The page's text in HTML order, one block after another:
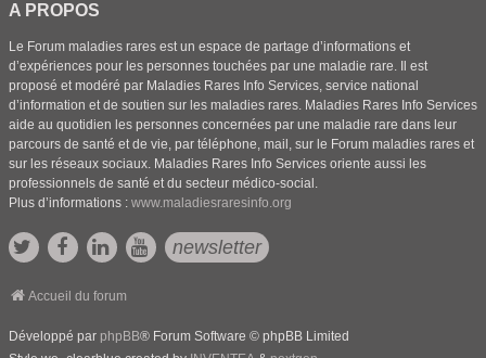
A PROPOS
Le Forum maladies rares est un espace de partage d’informations et
d’expériences pour les personnes touchées par une maladie rare. Il est
proposé et modéré par Maladies Rares Info Services, service national
d’information et de soutien sur les maladies rares. Maladies Rares Info Services
aide au quotidien les personnes concernées par une maladie rare dans leur
parcours de santé et de vie, par téléphone, mail, sur le Forum maladies rares et
sur les réseaux sociaux. Maladies Rares Info Services oriente aussi les
professionnels de santé et du secteur médico-social.
Plus d’informations : www.maladiesraresinfo.org
newsletter
Accueil du forum
Développé par phpBB® Forum Software © phpBB Limited